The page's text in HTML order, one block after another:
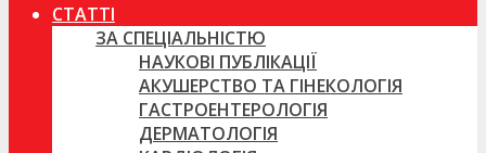
СТАТТІ
ЗА СПЕЦІАЛЬНІСТЮ
НАУКОВІ ПУБЛІКАЦІЇ
АКУШЕРСТВО ТА ГІНЕКОЛОГІЯ
ГАСТРОЕНТЕРОЛОГІЯ
ДЕРМАТОЛОГІЯ